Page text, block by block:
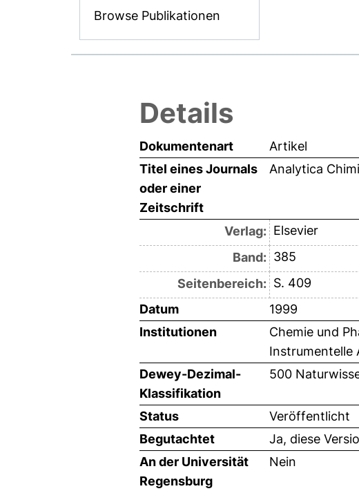
Browse Publikationen
Details
Dokumentenart
Artikel
Titel eines Journals
oder einer
Zeitschrift
Analytica
Verlag: Elsevier
Band: 385
Seitenbereich: S. 409
Datum
1999
Institutionen
Chemie und
Instrumentelle
Dewey-Dezimal-
Klassifikation
500
Status
Veröffentlicht
Begutachtet
Ja, diese
An der Universität
Regensburg
Nein